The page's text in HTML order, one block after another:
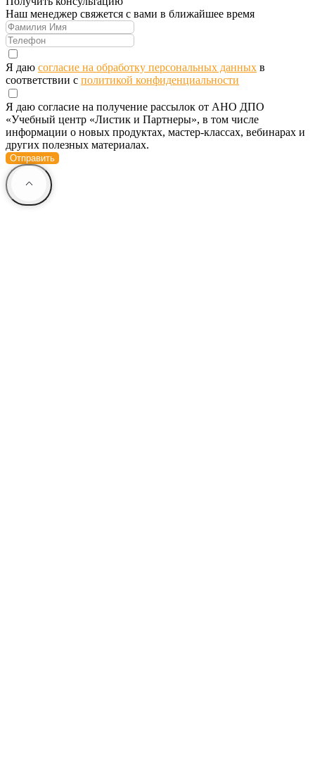
Наш менеджер свяжется с вами в ближайшее время
Я даю согласие на обработку персональных данных в
соответствии с политикой конфиденциальности
Я даю согласие на получение рассылок от АНО ДПО
«Учебный центр «Листик и Партнеры», в том числе
информации о новых продуктах, мастер-классах, вебинарах и
других полезных материалах.
Отправить